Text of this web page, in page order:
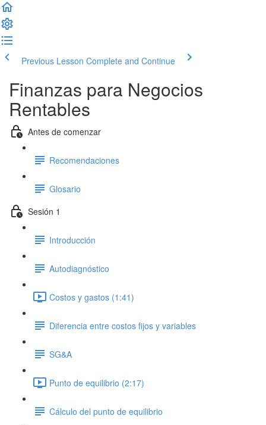
Previous Lesson Complete and Continue
Finanzas para Negocios
Rentables
Antes de comenzar
Recomendaciones
Glosario
Sesión 1
Introducción
Autodiagnóstico
Costos y gastos (1:41)
Diferencia entre costos fijos y variables
SG&A
Punto de equilibrio (2:17)
Cálculo del punto de equilibrio